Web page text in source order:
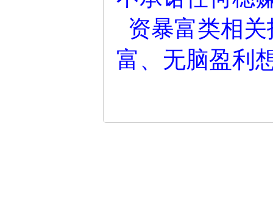
资暴富类相
富、无脑盈利